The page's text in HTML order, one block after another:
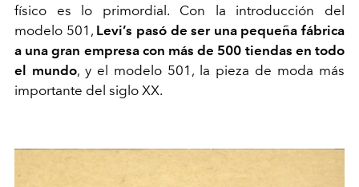
físico es lo primordial. Con la introducción del
modelo 501, Levi’s pasó de ser una pequeña fábrica
a una gran empresa con más de 500 tiendas en todo
el mundo, y el modelo 501, la pieza de moda más
importante del siglo XX.